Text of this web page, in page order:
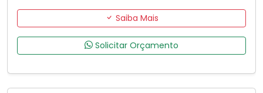
Saiba Mais
Solicitar Orçamento